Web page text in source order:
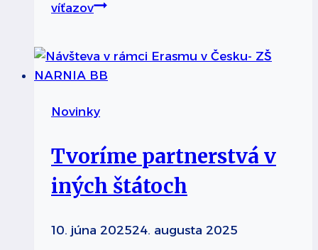
víťazov
Novinky
Tvoríme partnerstvá v
iných štátoch
10. júna 202524. augusta 2025